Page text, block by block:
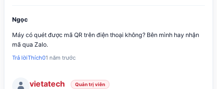
Ngọc
Máy có quét được mã QR trên điện thoại không? Bên mình hay nhận
mã qua Zalo.
Trả lờiThích01 năm trước
vietatech Quản trị viên